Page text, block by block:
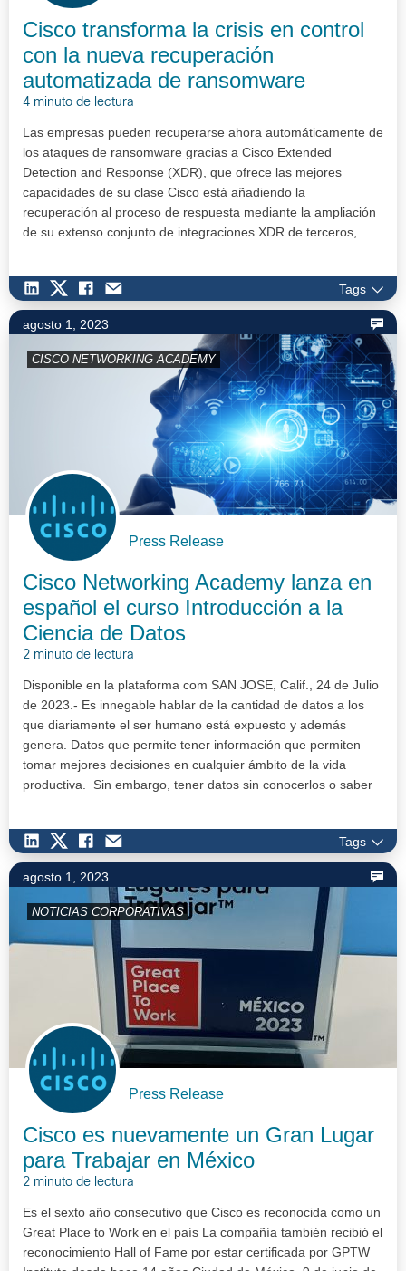
Cisco transforma la crisis en control
con la nueva recuperación
automatizada de ransomware
4 minuto de lectura
Las empresas pueden recuperarse ahora automáticamente de
los ataques de ransomware gracias a Cisco Extended
Detection and Response (XDR), que ofrece las mejores
capacidades de su clase Cisco está añadiendo la
recuperación al proceso de respuesta mediante la ampliación
de su extenso conjunto de integraciones XDR de terceros,
Tags
agosto 1, 2023
CISCO NETWORKING ACADEMY
Press Release
Cisco Networking Academy lanza en
español el curso Introducción a la
Ciencia de Datos
2 minuto de lectura
Disponible en la plataforma com SAN JOSE, Calif., 24 de Julio
de 2023.- Es innegable hablar de la cantidad de datos a los
que diariamente el ser humano está expuesto y además
genera. Datos que permite tener información que permiten
tomar mejores decisiones en cualquier ámbito de la vida
productiva. Sin embargo, tener datos sin conocerlos o saber
Tags
agosto 1, 2023
NOTICIAS CORPORATIVAS
Press Release
Cisco es nuevamente un Gran Lugar
para Trabajar en México
2 minuto de lectura
Es el sexto año consecutivo que Cisco es reconocida como un
Great Place to Work en el país La compañía también recibió el
reconocimiento Hall of Fame por estar certificada por GPTW